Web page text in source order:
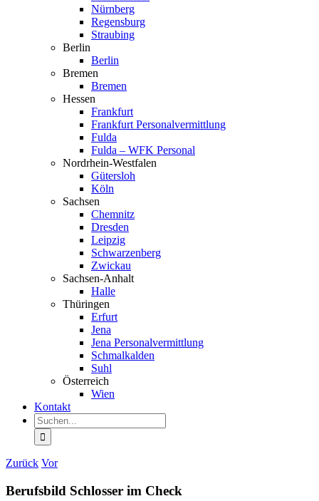
Nürnberg
Regensburg
Straubing
Berlin
Berlin
Bremen
Bremen
Hessen
Frankfurt
Frankfurt Perso­nal­ver­mittlung
Fulda
Fulda – WFK Personal
Nordrhein-Westfalen
Gütersloh
Köln
Sachsen
Chemnitz
Dresden
Leipzig
Schwar­zenberg
Zwickau
Sachsen-Anhalt
Halle
Thüringen
Erfurt
Jena
Jena Perso­nal­ver­mittlung
Schmal­kalden
Suhl
Öster­reich
Wien
Kontakt
Suche
nach:
Zurück Vor
Berufsbild Schlosser im Check